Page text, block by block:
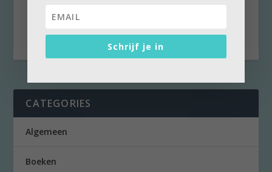
CATEGORIES
Algemeen
Boeken
Schrijf je in